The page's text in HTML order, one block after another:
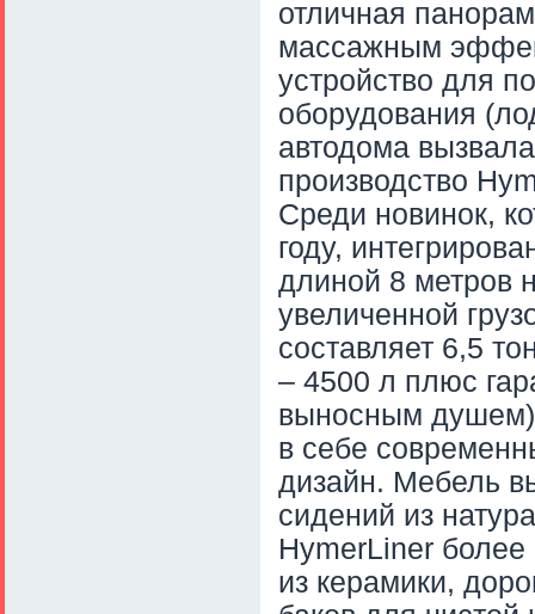
отличная
массажным
устройство для
оборудования
автодома
производство
Среди новинок,
году,
длиной 8 метров
увеличенной
составляет 6,5
– 4500 л плюс
выносным душем).
в себе
дизайн. Мебель
сидений из
HymerLiner более
из керамики,